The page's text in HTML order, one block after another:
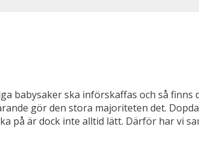
babysaker ska införskaffas och så
gör den stora majoriteten det.
på är dock inte alltid lätt. Därför har vi